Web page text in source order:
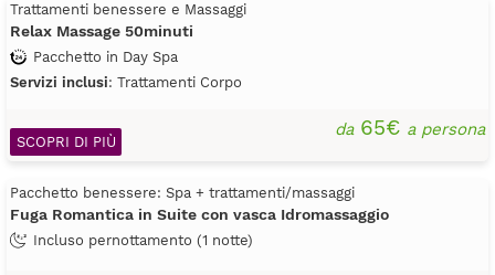
Trattamenti benessere e Massaggi
Relax Massage 50minuti
Pacchetto in Day Spa
Servizi inclusi: Trattamenti Corpo
da65€ a persona
SCOPRI DI PIÙ
Pacchetto benessere: Spa + trattamenti/massaggi
Fuga Romantica in Suite con vasca Idromassaggio
Incluso pernottamento (1 notte)